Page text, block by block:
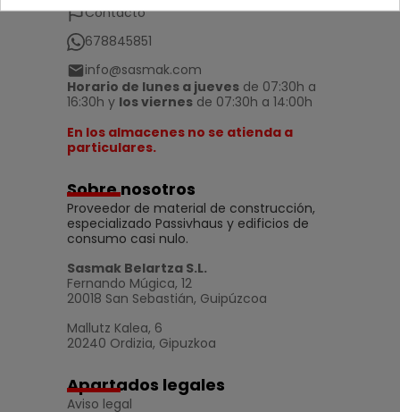
Contacto
678845851
info@sasmak.com
Horario de lunes a jueves de 07:30h a
16:30h y los viernes de 07:30h a 14:00h
En los almacenes no se atienda a
particulares.
Sobre nosotros
Proveedor de material de construcción,
especializado Passivhaus y edificios de
consumo casi nulo.
Sasmak Belartza S.L.
Fernando Múgica, 12
20018 San Sebastián, Guipúzcoa
Mallutz Kalea, 6
20240 Ordizia, Gipuzkoa
Apartados legales
Aviso legal